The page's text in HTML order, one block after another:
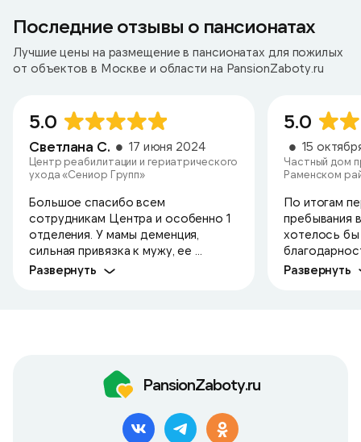
Последние отзывы о пансионатах
Лучшие цены на размещение в пансионатах для пожилых
от объектов в Москве и области на PansionZaboty.ru
5.0
Светлана С. 17 июня 2024
Центр реабилитации и гериатрического
ухода «Сениор Групп»
Большое спасибо всем
сотрудникам Центра и особенно 1
отделения. У мамы деменция,
сильная привязка к мужу, ее ...
Развернуть
5.0
15
Частный дом
Раменском
По итогам
пребывания
хотелось
Развернуть
PansionZaboty.ru